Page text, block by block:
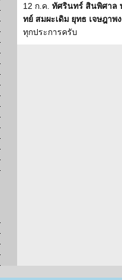
12 ก.ค. ทัศรินทร์ สินพิศาล
ทย์ สมผะเดิม ยุทธ เจษฎาพ
ทุกประการครับ